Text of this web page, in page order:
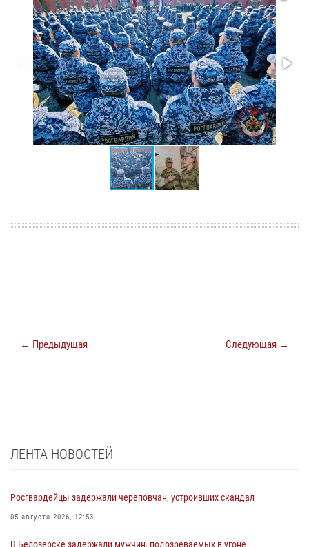
← Предыдущая Следующая →
ЛЕНТА НОВОСТЕЙ
Росгвардейцы задержали череповчан, устроивших скандал
05 августа 2026, 12:53
В Белозерске задержали мужчин, подозреваемых в угоне